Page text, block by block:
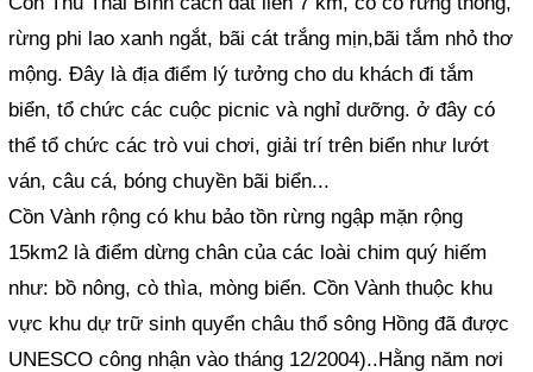
rừng phi lao xanh ngắt, bãi cát trắng mịn,bãi tắm nhỏ thơ
mộng. Đây là địa điểm lý tưởng cho du khách đi tắm
biển, tổ chức các cuộc picnic và nghỉ dưỡng. ở đây có
thể tổ chức các trò vui chơi, giải trí trên biển như lướt
ván, câu cá, bóng chuyền bãi biển...
Cồn Vành rộng có khu bảo tồn rừng ngập mặn rộng
15km2 là điểm dừng chân của các loài chim quý hiếm
như: bồ nông, cò thìa, mòng biển. Cồn Vành thuộc khu
vực khu dự trữ sinh quyển châu thổ sông Hồng đã được
UNESCO công nhận vào tháng 12/2004)..Hằng năm nơi